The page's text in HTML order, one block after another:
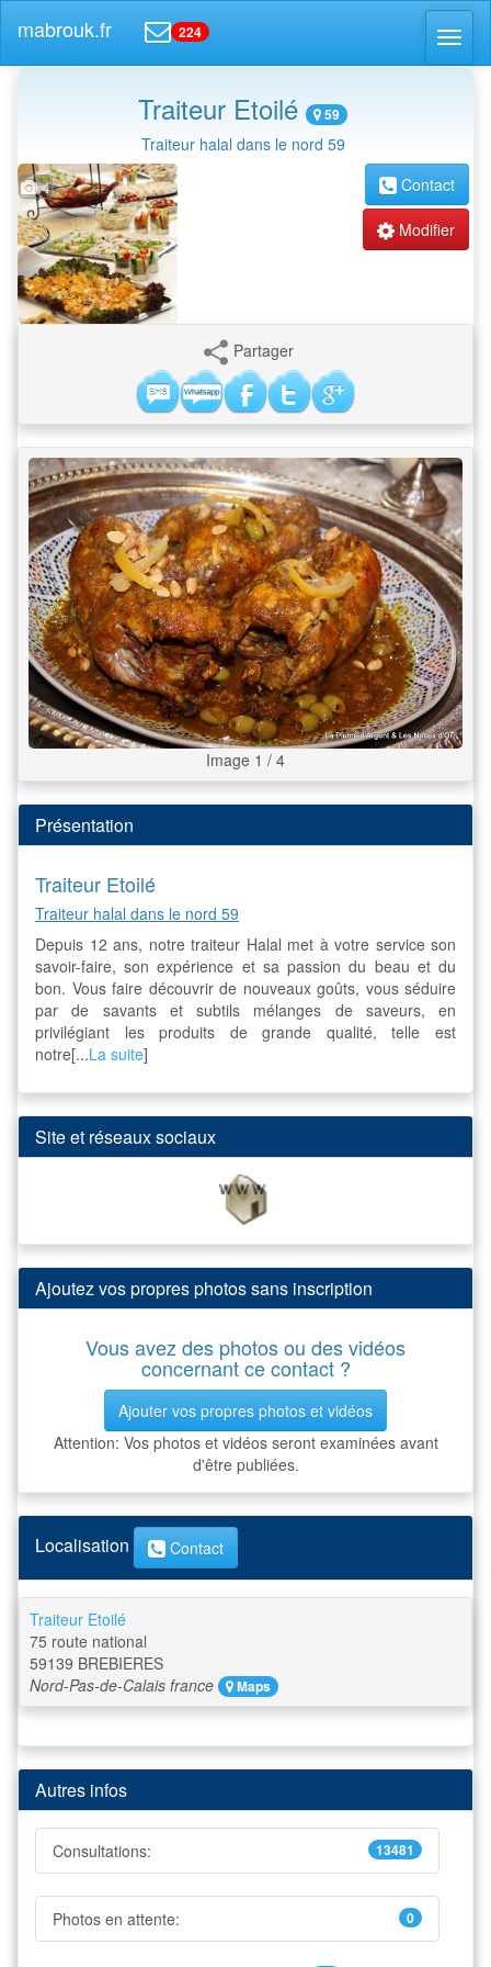
mabrouk.fr 224
Traiteur Etoilé 59
Traiteur halal dans le nord 59
4
Contact
Modifier
Partager
Image 1 / 4
Présentation
Traiteur Etoilé
Traiteur halal dans le nord 59
Depuis 12 ans, notre traiteur Halal met à votre service son
savoir-faire, son expérience et sa passion du beau et du
bon. Vous faire découvrir de nouveaux goûts, vous séduire
par de savants et subtils mélanges de saveurs, en
privilégiant les produits de grande qualité, telle est
notre[...La suite]
Site et réseaux sociaux
Ajoutez vos propres photos sans inscription
Vous avez des photos ou des vidéos
concernant ce contact ?
Ajouter vos propres photos et vidéos
Attention: Vos photos et vidéos seront examinées avant
d'être publiées.
Localisation Contact
Traiteur Etoilé
75 route national
59139 BREBIERES
Nord-Pas-de-Calais france Maps
Autres infos
Consultations: 13481
Photos en attente: 0